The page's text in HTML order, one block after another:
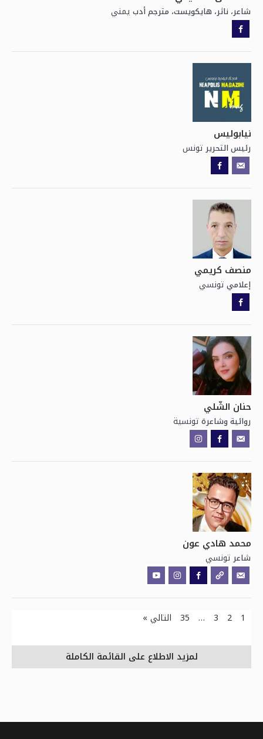
شاعر، ناثر، هايكويست، مترجم أدب يمني
نيابوليس
رئيس التحرير تونس
منصف كريمي
إعلامي تونسي
حنان الشّلي
روائية وشاعرة تونسية
محمد هادي عون
شاعر تونسي
1
2
3
…
35 التالي »
لمزيد الاطلاع على القائمة الكاملة